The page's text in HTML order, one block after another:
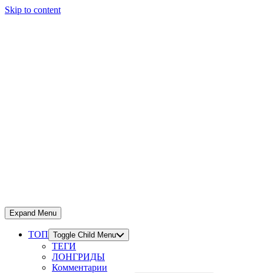
Skip to content
Expand Menu
ТОП Toggle Child Menu
ТЕГИ
ЛОНГРИДЫ
Комментарии